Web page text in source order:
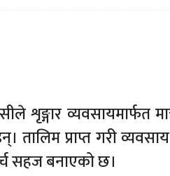
शृङ्गार व्यवसायमार्फत
तालिम प्राप्त गरी
सहज बनाएको छ।